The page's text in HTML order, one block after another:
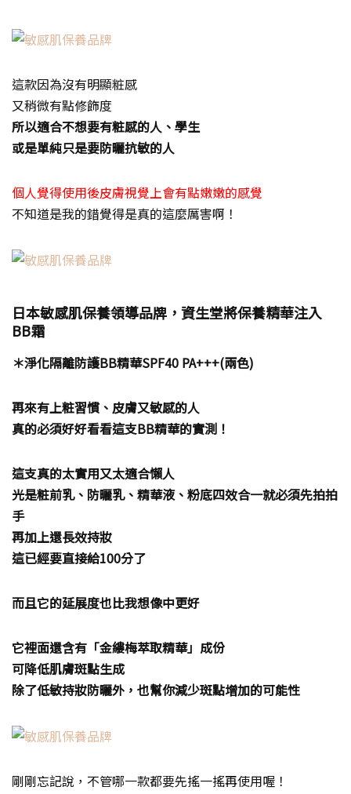
這款因為沒有明顯粧感
又稍微有點修飾度
所以適合不想要有粧感的人、學生
或是單純只是要防曬抗敏的人
個人覺得使用後皮膚視覺上會有點嫩嫩的感覺
不知道是我的錯覺得是真的這麼厲害啊！
日本敏感肌保養領導品牌，資生堂將保養精華注入
BB霜
＊淨化隔離防護BB精華SPF40 PA+++(兩色)
再來有上粧習慣、皮膚又敏感的人
真的必須好好看看這支BB精華的實測！
這支真的太實用又太適合懶人
光是粧前乳、防曬乳、精華液、粉底四效合一就必須先拍拍
手
再加上還長效持妝
這已經要直接給100分了
而且它的延展度也比我想像中更好
它裡面還含有「金縷梅萃取精華」成份
可降低肌膚斑點生成
除了低敏持妝防曬外，也幫你減少斑點增加的可能性
剛剛忘記說，不管哪一款都要先搖一搖再使用喔！